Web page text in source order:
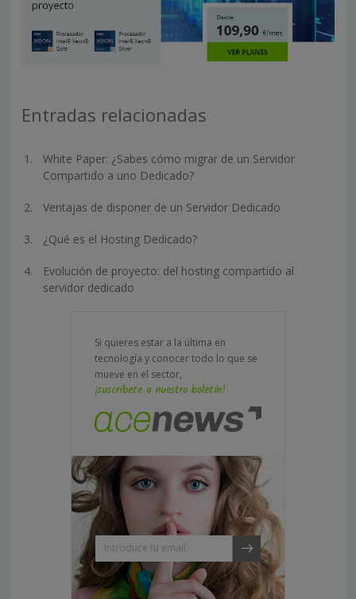
Entradas relacionadas
White Paper: ¿Sabes cómo migrar de un Servidor
Compartido a uno Dedicado?
Ventajas de disponer de un Servidor Dedicado
¿Qué es el Hosting Dedicado?
Evolución de proyecto: del hosting compartido al
servidor dedicado
Si quieres estar a la última en
tecnología y conocer todo lo que se
mueve en el sector,
¡suscríbete a nuestro boletín!